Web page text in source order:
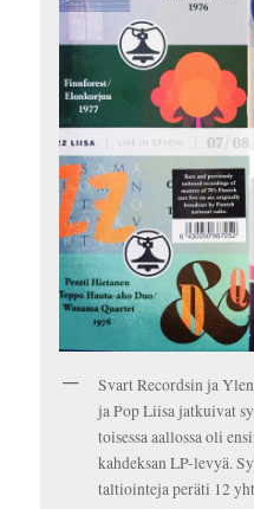
Svart Recordsin ja
ja Pop Liisa jatkuivat
toisessa aallossa oli
kahdeksan LP-levyä.
taltiointeja peräti 12